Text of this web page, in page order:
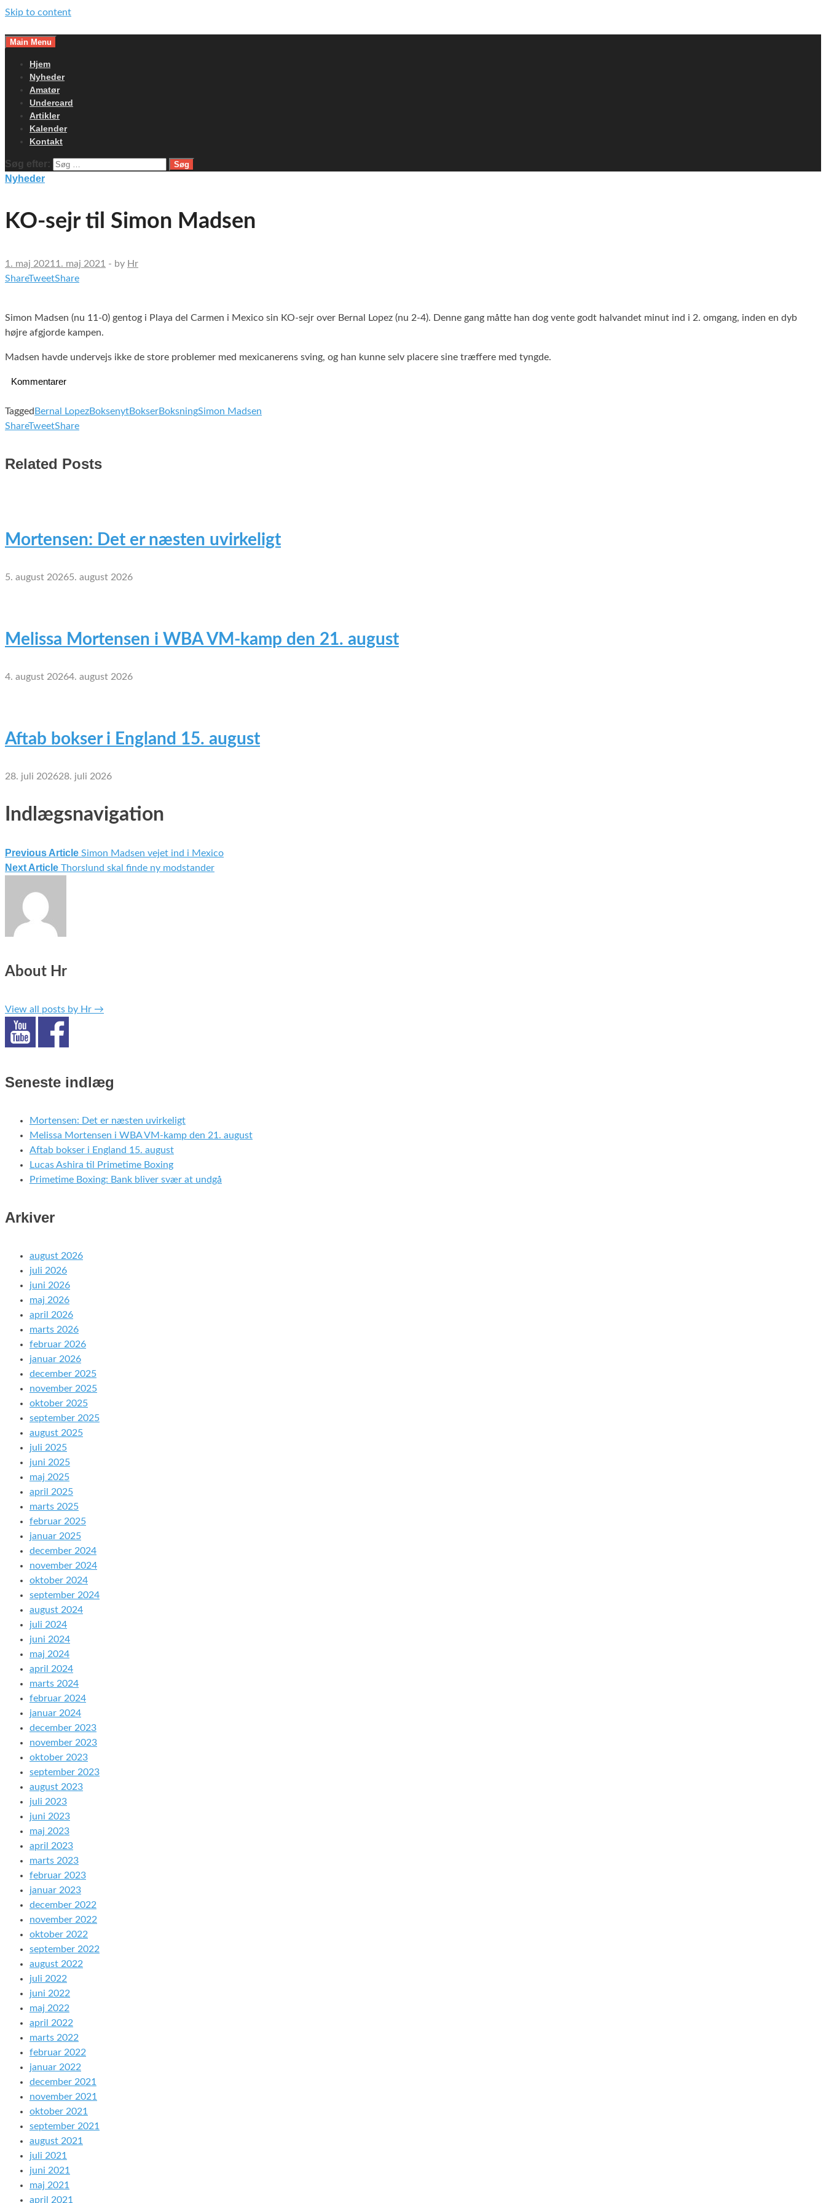
Skip to content
Main Menu
Hjem
Nyheder
Amatør
Undercard
Artikler
Kalender
Kontakt
Søg efter:
Nyheder
KO-sejr til Simon Madsen
1. maj 2021 1. maj 2021 - by Hr
ShareTweetShare
Simon Madsen (nu 11-0) gentog i Playa del Carmen i Mexico sin KO-sejr over Bernal Lopez (nu 2-4). Denne gang måtte han dog vente godt halvandet minut ind i 2. omgang, inden en dyb
højre afgjorde kampen.
Madsen havde undervejs ikke de store problemer med mexicanerens sving, og han kunne selv placere sine træffere med tyngde.
Kommentarer
Tagged Bernal LopezBoksenytBokserBoksningSimon Madsen
ShareTweetShare
Related Posts
Mortensen: Det er næsten uvirkeligt
5. august 20265. august 2026
Melissa Mortensen i WBA VM-kamp den 21. august
4. august 20264. august 2026
Aftab bokser i England 15. august
28. juli 202628. juli 2026
Indlægsnavigation
Previous Article Simon Madsen vejet ind i Mexico
Next Article Thorslund skal finde ny modstander
About Hr
View all posts by Hr →
Seneste indlæg
Mortensen: Det er næsten uvirkeligt
Melissa Mortensen i WBA VM-kamp den 21. august
Aftab bokser i England 15. august
Lucas Ashira til Primetime Boxing
Primetime Boxing: Bank bliver svær at undgå
Arkiver
august 2026
juli 2026
juni 2026
maj 2026
april 2026
marts 2026
februar 2026
januar 2026
december 2025
november 2025
oktober 2025
september 2025
august 2025
juli 2025
juni 2025
maj 2025
april 2025
marts 2025
februar 2025
januar 2025
december 2024
november 2024
oktober 2024
september 2024
august 2024
juli 2024
juni 2024
maj 2024
april 2024
marts 2024
februar 2024
januar 2024
december 2023
november 2023
oktober 2023
september 2023
august 2023
juli 2023
juni 2023
maj 2023
april 2023
marts 2023
februar 2023
januar 2023
december 2022
november 2022
oktober 2022
september 2022
august 2022
juli 2022
juni 2022
maj 2022
april 2022
marts 2022
februar 2022
januar 2022
december 2021
november 2021
oktober 2021
september 2021
august 2021
juli 2021
juni 2021
maj 2021
april 2021